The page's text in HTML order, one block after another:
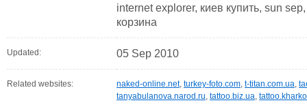
internet explorer, киев купить, sun
корзина
Updated: 05 Sep 2010
Related websites: naked-online.net, turkey-foto.com, t-titan.com.ua,
tanyabulanova.narod.ru, tattoo.biz.ua,